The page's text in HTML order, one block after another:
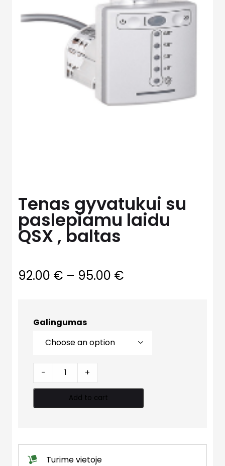
Tenas gyvatukui su
paslepiamu laidu
QSX , baltas
92.00 € – 95.00 €
Galingumas
gyvatukui
paslepiamu
,
baltas
- +
Add to cart
Turime vietoje